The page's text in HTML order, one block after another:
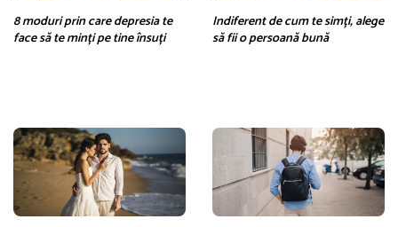
8 moduri prin care depresia te
face să te minți pe tine însuți
Indiferent de cum te simți, alege
să fii o persoană bună